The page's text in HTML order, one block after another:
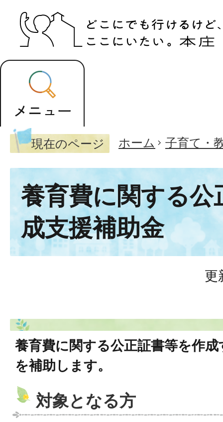
現在のページ ホーム 子育て・
養育費に関する公
成支援補助金
更
養育費に関する公正証書等を作
を補助します。
対象となる方